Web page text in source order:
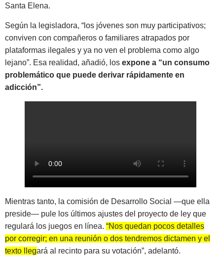
Santa Elena.
Según la legisladora, “los jóvenes son muy participativos;
conviven con compañeros o familiares atrapados por
plataformas ilegales y ya no ven el problema como algo
lejano”. Esa realidad, añadió, los expone a “un consumo
problemático que puede derivar rápidamente en
adicción”.
Mientras tanto, la comisión de Desarrollo Social —que ella
preside— pule los últimos ajustes del proyecto de ley que
regulará los juegos en línea. “Nos quedan pocos detalles
por corregir; en una reunión o dos tendremos dictamen y el
texto llegará al recinto para su votación”, adelantó.